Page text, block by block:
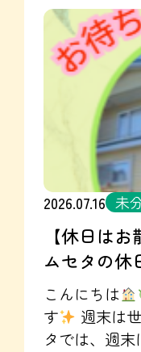
いため何事
くいく日」
な日に皆様
ても嬉しく
は「KANTO
ます☁ 皆様の「自分らしい」を、わた
したちと一
グループホ
稿中❣ 是
Instagramは
https://
グループホ
中
ぜひ、お気軽にお問い合わせく
ださいね✉
お問い合わせはこちらか
ら☞https://
2026.07.16 未
【休日は
ムセタの休
も？！
こんにちは
す
タでは、週